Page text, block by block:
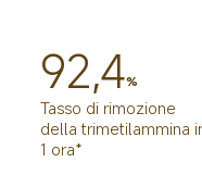
92,4%
Tasso di rimozione
della trimetilammina
1 ora*